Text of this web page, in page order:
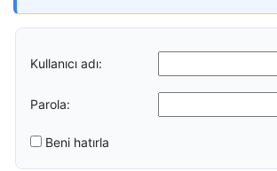
Kullanıcı adı:
Parola:
Beni hatırla